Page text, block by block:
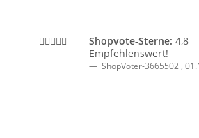
Shopvote-Sterne: 4,8
Empfehlenswert!
ShopVoter-3665502 ,